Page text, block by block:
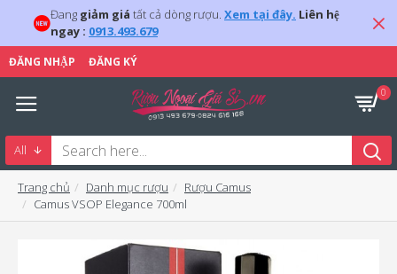
Đang giảm giá tất cả dòng rượu. Xem tại đây. Liên hệ
ngay : 0913.493.679
ĐĂNG NHẬP ĐĂNG KÝ
0
All
Trang chủ Danh mục rượu
Rượu Camus
Camus VSOP Elegance 700ml